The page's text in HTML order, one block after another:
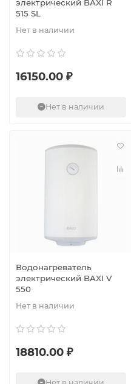
электрический BAXI R
515 SL
Нет в наличии
16150.00 ₽
Нет в наличии
Водонагреватель
электрический BAXI V
550
Нет в наличии
18810.00 ₽